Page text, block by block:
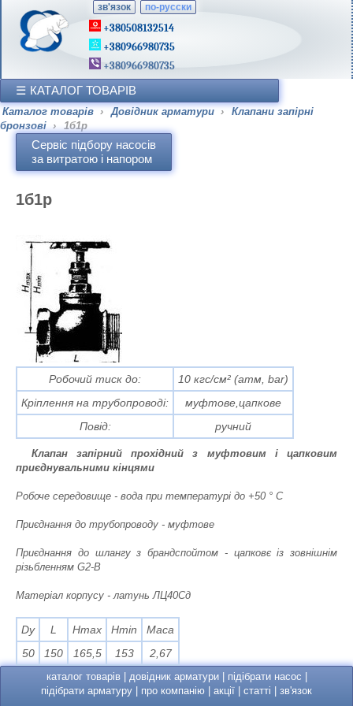
зв'язок по-русски
+380508132514
+380966980735
+380966980735
КАТАЛОГ ТОВАРІВ
Каталог товарів › Довідник арматури ›
Клапани запірні
бронзові › 1б1р
Сервіс підбору насосів
за витратою і напором
1б1р
Робочий тиск до:
10 кгс/см² (атм, bar)
Кріплення на трубопроводі:
муфтове,цапкове
Повід:
ручний
Клапан запірний прохідний з муфтовим і цапковим
приєднувальними кінцями
Робоче середовище - вода при температурі до +50 ° С
Приєднання до трубопроводу - муфтове
Приєднання до шлангу з брандспойтом - цапковє із зовнішнім
різьбленням G2-B
Матеріал корпусу - латунь ЛЦ40Сд
Dy L Hmax Нmin
Маса
50
150 165,5 153 2,67
каталог товарів| довідник арматури| підібрати насос
підібрати арматуру
про компанію акції статті зв'язок